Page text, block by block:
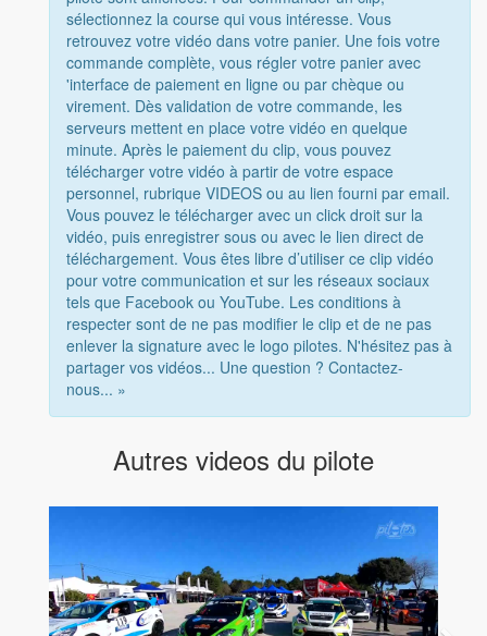
sélectionnez la course qui vous intéresse. Vous
retrouvez votre vidéo dans votre panier. Une fois votre
commande complète, vous régler votre panier avec
'interface de paiement en ligne ou par chèque ou
virement. Dès validation de votre commande, les
serveurs mettent en place votre vidéo en quelque
minute. Après le paiement du clip, vous pouvez
télécharger votre vidéo à partir de votre espace
personnel, rubrique VIDEOS ou au lien fourni par email.
Vous pouvez le télécharger avec un click droit sur la
vidéo, puis enregistrer sous ou avec le lien direct de
téléchargement. Vous êtes libre d’utiliser ce clip vidéo
pour votre communication et sur les réseaux sociaux
tels que Facebook ou YouTube. Les conditions à
respecter sont de ne pas modifier le clip et de ne pas
enlever la signature avec le logo pilotes. N'hésitez pas à
partager vos vidéos... Une question ? Contactez-
nous... »
Autres videos du pilote